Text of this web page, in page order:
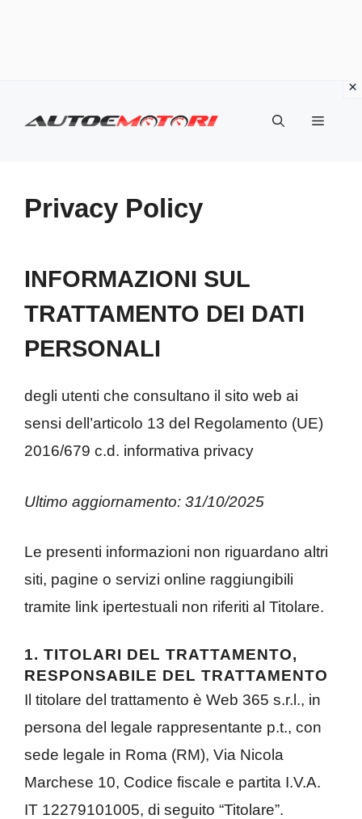
Menu
Privacy Policy
INFORMAZIONI SUL
TRATTAMENTO DEI DATI
PERSONALI
degli utenti che consultano il sito web ai
sensi dell’articolo 13 del Regolamento (UE)
2016/679 c.d. informativa privacy
Ultimo aggiornamento: 31/10/2025
Le presenti informazioni non riguardano altri
siti, pagine o servizi online raggiungibili
tramite link ipertestuali non riferiti al Titolare.
1. TITOLARI DEL TRATTAMENTO,
RESPONSABILE DEL TRATTAMENTO
Il titolare del trattamento è Web 365 s.r.l., in
persona del legale rappresentante p.t., con
sede legale in Roma (RM), Via Nicola
Marchese 10, Codice fiscale e partita I.V.A.
IT 12279101005, di seguito “Titolare”.